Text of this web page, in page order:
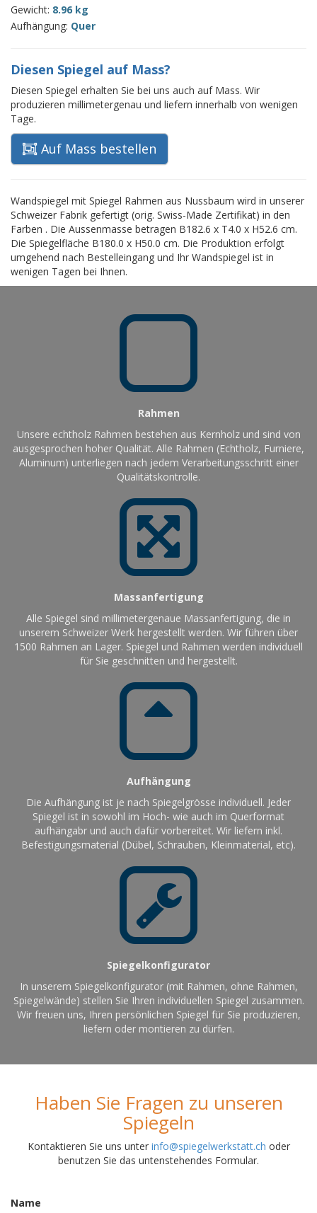
Gewicht: 8.96 kg
Aufhängung: Quer
Diesen Spiegel auf Mass?
Diesen Spiegel erhalten Sie bei uns auch auf Mass. Wir
produzieren millimetergenau und liefern innerhalb von wenigen
Tage.
Auf Mass bestellen
Wandspiegel mit Spiegel Rahmen aus Nussbaum wird in unserer
Schweizer Fabrik gefertigt (orig. Swiss-Made Zertifikat) in den
Farben . Die Aussenmasse betragen B182.6 x T4.0 x H52.6 cm.
Die Spiegelfläche B180.0 x H50.0 cm. Die Produktion erfolgt
umgehend nach Bestelleingang und Ihr Wandspiegel ist in
wenigen Tagen bei Ihnen.
Rahmen
Unsere echtholz Rahmen bestehen aus Kernholz und sind von
ausgesprochen hoher Qualität. Alle Rahmen (Echtholz, Furniere,
Aluminum) unterliegen nach jedem Verarbeitungsschritt einer
Qualitätskontrolle.
Massanfertigung
Alle Spiegel sind millimetergenaue Massanfertigung, die in
unserem Schweizer Werk hergestellt werden. Wir führen über
1500 Rahmen an Lager. Spiegel und Rahmen werden individuell
für Sie geschnitten und hergestellt.
Aufhängung
Die Aufhängung ist je nach Spiegelgrösse individuell. Jeder
Spiegel ist in sowohl im Hoch- wie auch im Querformat
aufhängabr und auch dafür vorbereitet. Wir liefern inkl.
Befestigungsmaterial (Dübel, Schrauben, Kleinmaterial, etc).
Spiegelkonfigurator
In unserem Spiegelkonfigurator (mit Rahmen, ohne Rahmen,
Spiegelwände) stellen Sie Ihren individuellen Spiegel zusammen.
Wir freuen uns, Ihren persönlichen Spiegel für Sie produzieren,
liefern oder montieren zu dürfen.
Haben Sie Fragen zu unseren
Spiegeln
Kontaktieren Sie uns unter info@spiegelwerkstatt.ch oder
benutzen Sie das untenstehendes Formular.
Name